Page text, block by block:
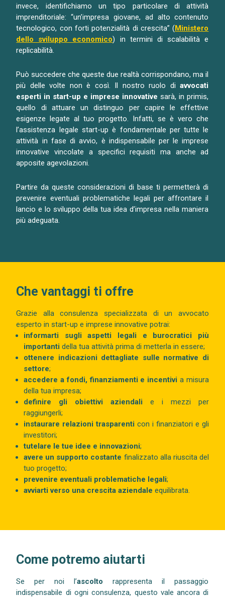
invece, identifichiamo un tipo particolare di attività
imprenditoriale: “un’impresa giovane, ad alto contenuto
tecnologico, con forti potenzialità di crescita” (Ministero
dello sviluppo economico) in termini di scalabilità e
replicabilità.
Può succedere che queste due realtà corrispondano, ma il
più delle volte non è così. Il nostro ruolo diavvocati
esperti in start-up e imprese innovative sarà, in primis,
quello di attuare un distinguo per capire le effettive
esigenze legate al tuo progetto. Infatti, se è vero che
l’assistenza legale start-up è fondamentale per tutte le
attività in fase di avvio, è indispensabile per le imprese
innovative vincolate a specifici requisiti ma anche ad
apposite agevolazioni.
Partire da queste considerazioni di base ti permetterà di
prevenire eventuali problematiche legali per affrontare il
lancio e lo sviluppo della tua idea d’impresa nella maniera
più adeguata.
Che vantaggi ti offre
Grazie alla consulenza specializzata di un avvocato
esperto in start-up e imprese innovative potrai:
informarti sugli aspetti legali e burocratici più
importanti della tua attività prima di metterla in essere;
ottenere indicazioni dettagliate sulle normative di
settore;
accedere a fondi, finanziamenti e incentivi a misura
della tua impresa;
definire gli obiettivi aziendali e i mezzi per
raggiungerli;
instaurare relazioni trasparenti con i finanziatori e gli
investitori;
tutelare le tue idee e innovazioni;
avere un supporto costante finalizzato alla riuscita del
tuo progetto;
prevenire eventuali problematiche legali;
avviarti verso una crescita aziendale equilibrata.
Come potremo aiutarti
Se per noi l’ascolto rappresenta il passaggio
indispensabile di ogni consulenza, questo vale ancora di